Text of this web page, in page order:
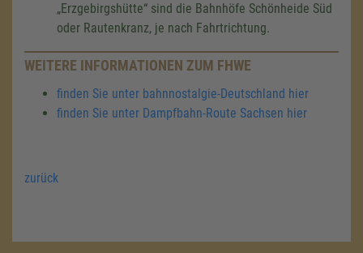
„Erzgebirgshütte“ sind die Bahnhöfe Schönheide Süd
oder Rautenkranz, je nach Fahrtrichtung.
WEITERE INFORMATIONEN ZUM FHWE
finden Sie unter bahnnostalgie-Deutschland hier
finden Sie unter Dampfbahn-Route Sachsen hier
zurück